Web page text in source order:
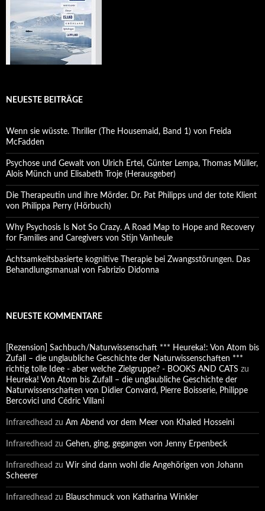
NEUESTE BEITRÄGE
Wenn sie wüsste. Thriller (The Housemaid, Band 1) von Freida
McFadden
Psychose und Gewalt von Ulrich Ertel, Günter Lempa, Thomas Müller,
Alois Münch und Elisabeth Troje (Herausgeber)
Die Therapeutin und ihre Mörder. Dr. Pat Philipps und der tote Klient
von Philippa Perry (Hörbuch)
Why Psychosis Is Not So Crazy. A Road Map to Hope and Recovery
for Families and Caregivers von Stijn Vanheule
Achtsamkeitsbasierte kognitive Therapie bei Zwangsstörungen. Das
Behandlungsmanual von Fabrizio Didonna
NEUESTE KOMMENTARE
[Rezension] Sachbuch/Naturwissenschaft *** Heureka!: Von Atom bis
Zufall – die unglaubliche Geschichte der Naturwissenschaften ***
richtig tolle Idee - aber welche Zielgruppe? - BOOKS AND CATS zu
Heureka! Von Atom bis Zufall – die unglaubliche Geschichte der
Naturwissenschaften von Didier Convard, Pierre Boisserie, Philippe
Bercovici und Cédric Villani
Infraredhead zu Am Abend vor dem Meer von Khaled Hosseini
Infraredhead zu Gehen, ging, gegangen von Jenny Erpenbeck
Infraredhead zu Wir sind dann wohl die Angehörigen von Johann
Scheerer
Infraredhead zu Blauschmuck von Katharina Winkler